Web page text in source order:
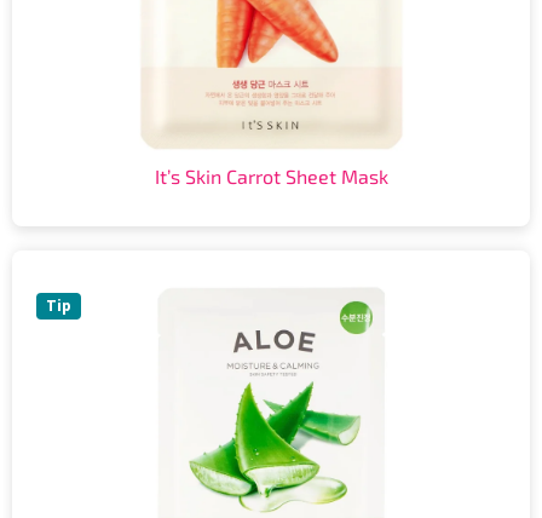
It’s Skin Carrot Sheet Mask
Tip